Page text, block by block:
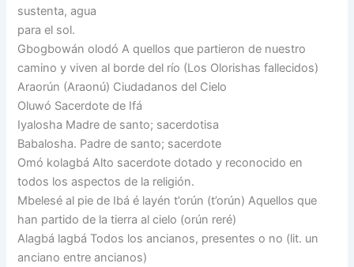
sustenta, agua
para el sol.
Gbogbowán olodó A quellos que partieron de nuestro
camino y viven al borde del río (Los Olorishas fallecidos)
Araorún (Araonú) Ciudadanos del Cielo
Oluwó Sacerdote de Ifá
Iyalosha Madre de santo; sacerdotisa
Babalosha. Padre de santo; sacerdote
Omó kolagbá Alto sacerdote dotado y reconocido en
todos los aspectos de la religión.
Mbelesé al pie de Ibá é layén t’orún (t’orún) Aquellos que
han partido de la tierra al cielo (orún reré)
Alagbá lagbá Todos los ancianos, presentes o no (lit. un
anciano entre ancianos)